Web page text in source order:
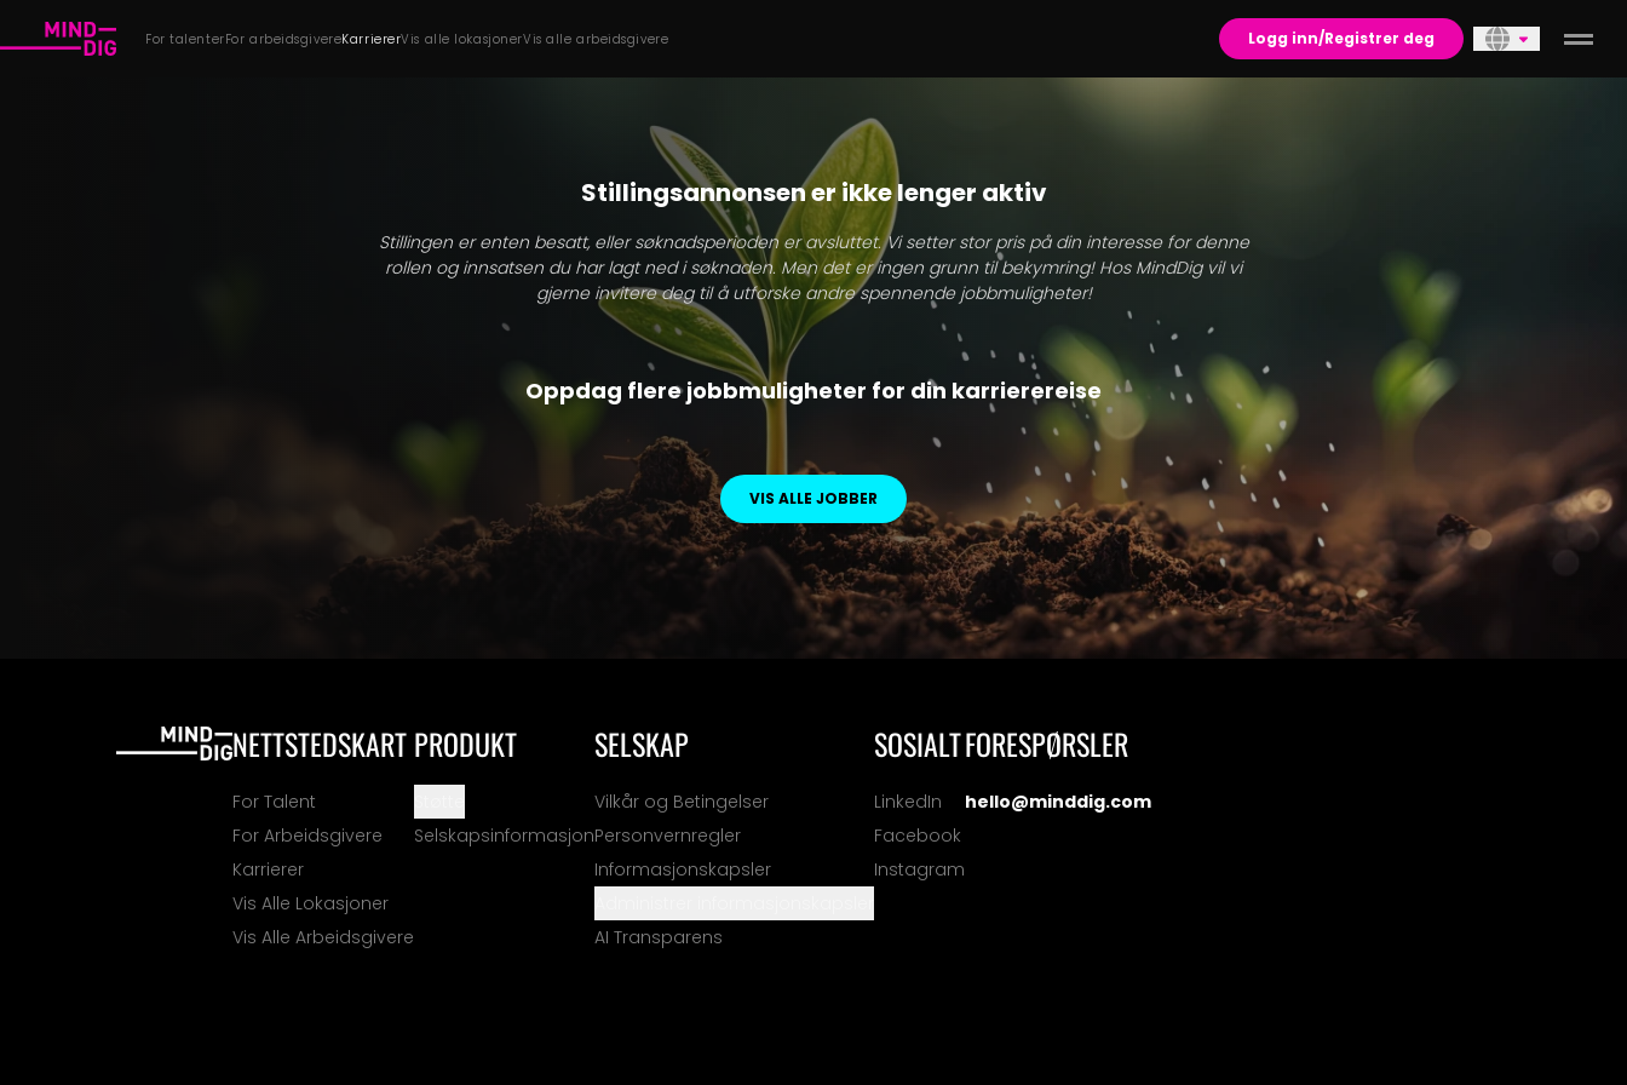
For talenterFor arbeidsgivereKarriererVis alle lokasjonerVis alle arbeidsgivere Logg inn/Registrer deg
Stillingsannonsen er ikke lenger aktiv
Stillingen er enten besatt, eller søknadsperioden er avsluttet. Vi setter stor pris på din interesse for denne
rollen og innsatsen du har lagt ned i søknaden. Men det er ingen grunn til bekymring! Hos MindDig vil vi
gjerne invitere deg til å utforske andre spennende jobbmuligheter!
Oppdag flere jobbmuligheter for din karrierereise
VIS ALLE JOBBER
NETTSTEDSKART
For Talent
For Arbeidsgivere
Karrierer
Vis Alle Lokasjoner
Vis Alle Arbeidsgivere
PRODUKT
Selskapsinformasjon
SELSKAP
Vilkår og Betingelser
Personvernregler
Informasjonskapsler
AI Transparens
SOSIALT
LinkedIn
Facebook
Instagram
FORESPØRSLER
hello@minddig.com